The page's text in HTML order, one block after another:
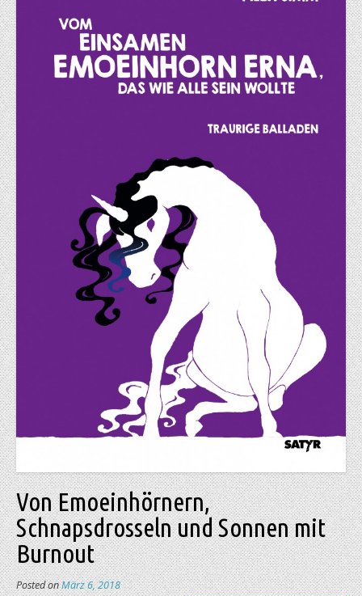
Von Emoeinhörnern,
Schnapsdrosseln und Sonnen mit
Burnout
Posted onMärz 6, 2018